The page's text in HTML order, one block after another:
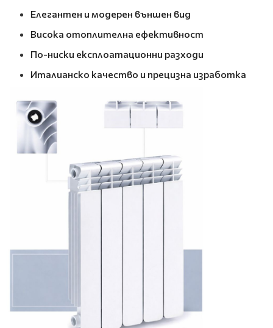
Елегантен и модерен външен вид
Висока отоплителна ефективност
По-ниски експлоатационни разходи
Италианско качество и прецизна изработка